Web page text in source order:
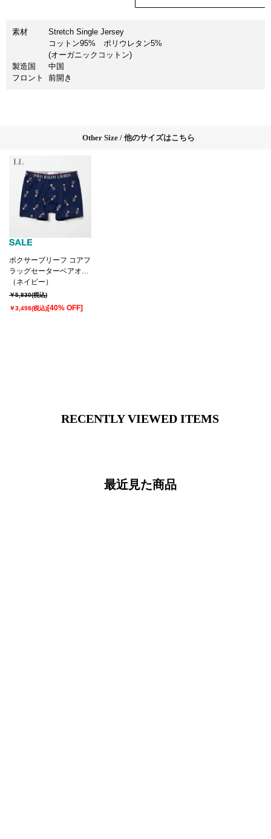
素材
Stretch Single Jersey
コットン95% ポリウレタン5%
(オーガニックコットン)
製造国
中国
フロント
前開き
Other Size / 他のサイズはこちら
ボクサーブリーフ コアフ
ラッグセーターベアオー
ルオーバープリント
25FH ポロ ラルフ ローレ
ン【前開き】(RM3-
（ネイビー）
￥5,830(税込)
￥3,498(税込)[40% OFF]
RECENTLY VIEWED ITEMS
最近見た商品